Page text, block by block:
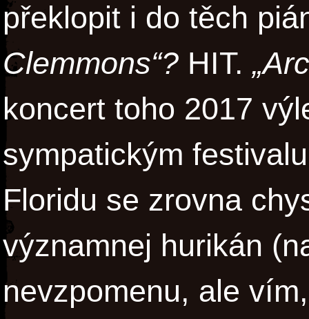
překlopit i do těch
Clemmons“? HIT.
koncert toho 2017
sympatickým
Floridu se zrovna
významnej hurikán
nevzpomenu, ale